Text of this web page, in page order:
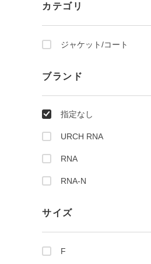
カテゴリ
ジャケット/コート
ブランド
指定なし
URCH RNA
RNA
RNA-N
サイズ
F